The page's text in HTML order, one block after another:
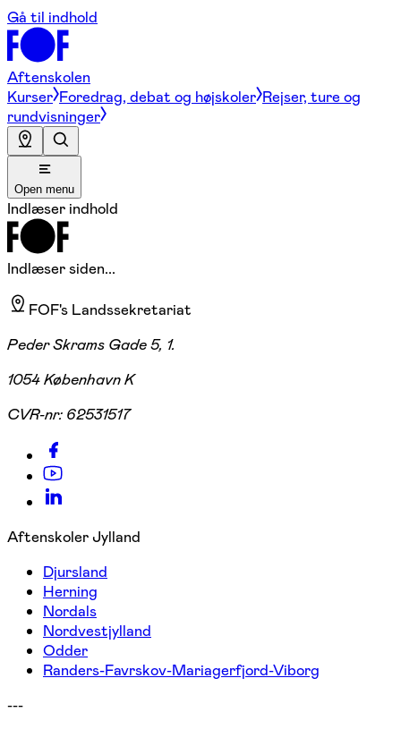
Gå til indhold
Aftenskolen
Kurser Foredrag, debat og højskoler Rejser, ture og
rundvisninger
Open menu
Indlæser indhold
Indlæser siden...
FOF's Landssekretariat
Peder Skrams Gade 5, 1.
1054 København K
CVR-nr: 62531517
Aftenskoler Jylland
Djursland
Herning
Nordals
Nordvestjylland
Odder
Randers-Favrskov-Mariagerfjord-Viborg
---